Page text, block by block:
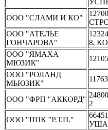
ООО "СЛАМИ И КО"
ООО "АТЕЛЬЕ
ГОНЧАРОВА"
8,
ООО "ЯМАХА
МЮЗИК"
ООО "РОЛАНД
МЬЮЗИК"
ООО "ФРП "АККОРД"
2
ООО "ППК "Р.Т.П."